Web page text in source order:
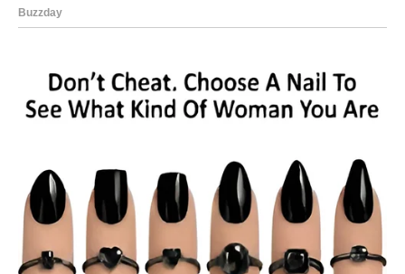
U MARTU
Ono što želiš – dolazi. Ali prvo moraš jasno reći sebi šta
više nećeš.
BIK – U MARTU DOBIJAŠ ONO
ŠTO SI STRPLJIVO GRADIO:
REZULTAT